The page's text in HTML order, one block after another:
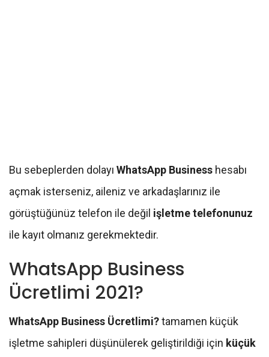
Bu sebeplerden dolayı WhatsApp Business hesabı
açmak isterseniz, aileniz ve arkadaşlarınız ile
görüştüğünüz telefon ile değil işletme telefonunuz
ile kayıt olmanız gerekmektedir.
WhatsApp Business
Ücretlimi 2021?
WhatsApp Business Ücretlimi?tamamen küçük
işletme sahipleri düşünülerek geliştirildiği için küçük